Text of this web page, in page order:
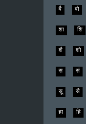
वै वो
शा शि
शै शो
स सं
सू सै
हा हि